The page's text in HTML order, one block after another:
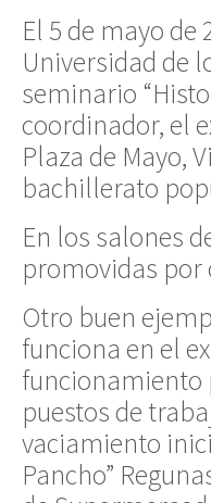
El 5 de mayo
Universidad de
seminario
coordinador, el
Plaza de Mayo,
bachillerato
En los salones
promovidas por
Otro buen
funciona en el
funcionamiento
puestos de
vaciamiento
Pancho”